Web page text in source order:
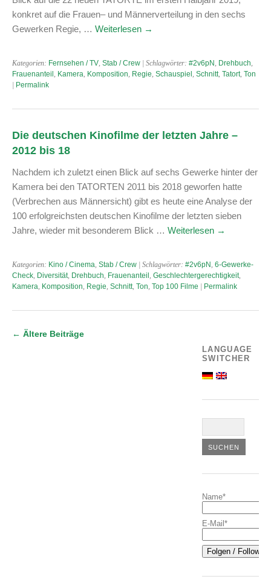
konkret auf die Frauen– und Männerverteilung in den sechs
Gewerken Regie, … Weiterlesen →
Kategorien: Fernsehen / TV, Stab / Crew | Schlagwörter: #2v6pN , Drehbuch,
Frauenanteil , Kamera, Komposition, Regie, Schauspiel , Schnitt, Tatort, Ton
Permalink
Die deutschen Kinofilme der letzten Jahre –
2012 bis 18
Nachdem ich zuletzt einen Blick auf sechs Gewerke hinter der
Kamera bei den TATORTEN 2011 bis 2018 geworfen hatte
(Verbrechen aus Männersicht) gibt es heute eine Analyse der
100 erfolgreichsten deutschen Kinofilme der letzten sieben
Jahre, wieder mit besonderem Blick … Weiterlesen →
Kategorien: Kino / Cinema, Stab / Crew | Schlagwörter: #2v6pN , 6-Gewerke-
Check, Diversität, Drehbuch, Frauenanteil , Geschlechtergerechtigkeit,
Kamera, Komposition, Regie, Schnitt, Ton, Top 100 Filme Permalink
← Ältere Beiträge
LANGUAGE
SWITCHER
Name*
E-Mail*